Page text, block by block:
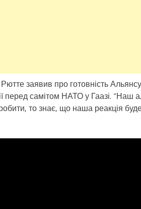
заявив про готовність
перед самітом НАТО у Гаазі. “Наш
то знає, що наша реакція